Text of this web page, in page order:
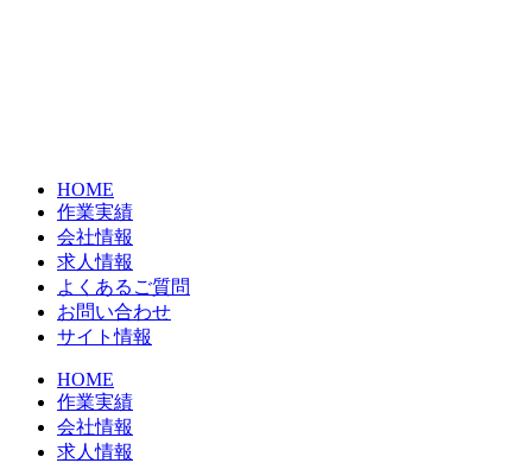
HOME
作業実績
会社情報
求人情報
よくあるご質問
お問い合わせ
サイト情報
HOME
作業実績
会社情報
求人情報